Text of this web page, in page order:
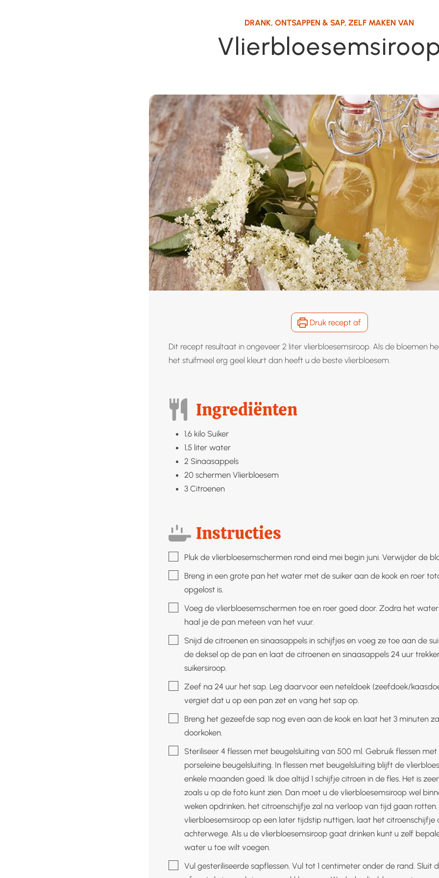
DRANK, ONTSAPPEN & SAP, ZELF MAKEN VAN
Druk recept af
Dit recept resultaat in ongeveer 2 liter vlierbloesemsiroop. Als de bloemen
het stuifmeel erg geel kleurt dan heeft u de beste vlierbloesem.
Ingrediënten
1,6 kilo Suiker
1,5 liter water
2 Sinaasappels
20 schermen Vlierbloesem
3 Citroenen
Instructies
▢Pluk de vlierbloesemschermen rond eind mei begin juni. Verwijder de
▢Breng in een grote pan het water met de suiker aan de kook en roer
opgelost is.
▢Voeg de vlierbloesemschermen toe en roer goed door. Zodra het
haal je de pan meteen van het vuur.
▢Snijd de citroenen en sinaasappels in schijfjes en voeg ze toe aan de
de deksel op de pan en laat de citroenen en sinaasappels 24 uur
suikersiroop.
▢
Zeef na 24 uur het sap. Leg daarvoor een neteldoek (zeefdoek/
vergiet dat u op een pan zet en vang het sap op.
▢Breng het gezeefde sap nog even aan de kook en laat het 3 minuten
doorkoken.
▢Steriliseer 4 flessen met beugelsluiting van 500 ml. Gebruik flessen met
porseleine beugelsluiting. In flessen met beugelsluiting blijft de
enkele maanden goed. Ik doe altijd 1 schijfje citroen in de fles. Het is
zoals u op de foto kunt zien. Dan moet u de vlierbloesemsiroop wel
weken opdrinken, het citroenschijfje zal na verloop van tijd gaan rotten.
vlierbloesemsiroop op een later tijdstip nuttigen, laat het citroenschijfje
achterwege. Als u de vlierbloesemsiroop gaat drinken kunt u zelf
water u toe wilt voegen.
▢Vul gesteriliseerde sapflessen. Vul tot 1 centimeter onder de rand. Sluit